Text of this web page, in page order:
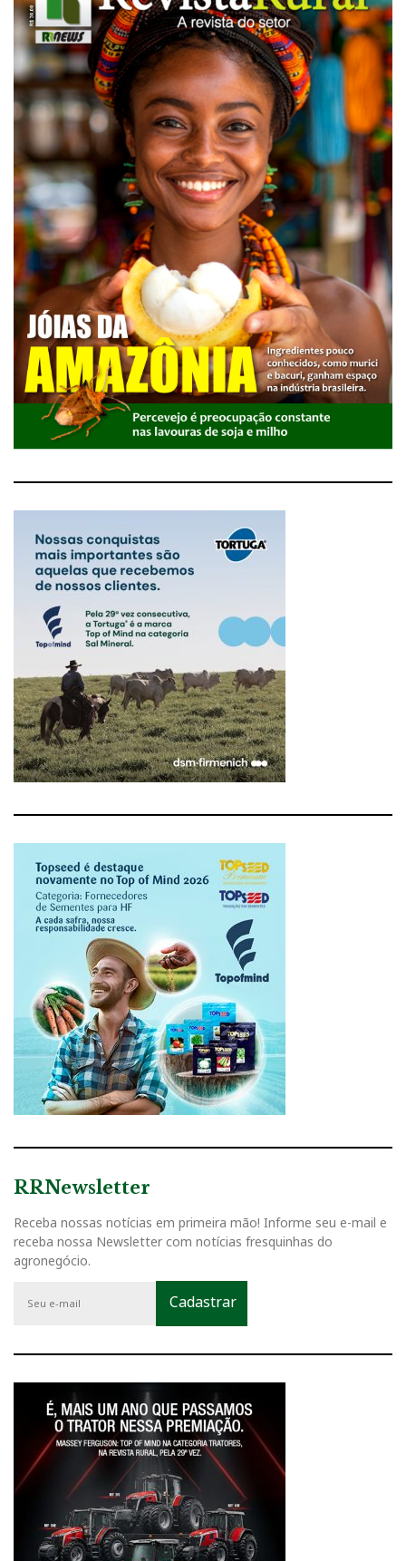
RRNewsletter
Receba nossas notícias em primeira mão! Informe seu e-mail e
receba nossa Newsletter com notícias fresquinhas do
agronegócio.